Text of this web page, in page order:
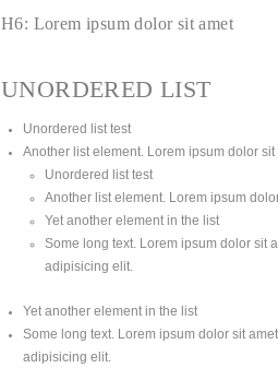
H6: Lorem ipsum dolor sit amet
UNORDERED LIST
Unordered list test
Another list element. Lorem ipsum dolor
Unordered list test
Another list element. Lorem ipsum
Yet another element in the list
Some long text. Lorem ipsum dolor sit
adipisicing elit.
Yet another element in the list
Some long text. Lorem ipsum dolor sit
adipisicing elit.